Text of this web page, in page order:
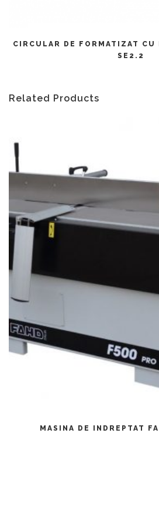
CIRCULAR DE FORMATIZAT CU
SE2.2
Related Products
MASINA DE INDREPTAT